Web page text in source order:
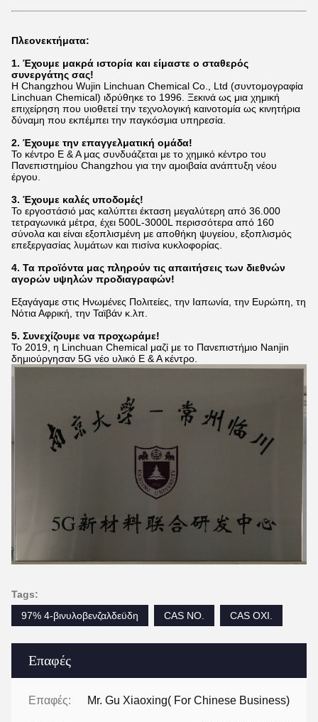
Επαφές
Επαφές: Mr. Gu Xiaoxing( For Chinese Business)
Πλεονεκτήματα:
1. Έχουμε μακρά ιστορία και είμαστε ο σταθερός
συνεργάτης σας!
Η Changzhou Wujin Linchuan Chemical Co., Ltd (συντομογραφία
Linchuan Chemical) ιδρύθηκε το 1996. Ξεκινά ως μια χημική
επιχείρηση που υιοθετεί την τεχνολογική καινοτομία ως κινητήρια
δύναμη που εκπέμπει την παγκόσμια υπηρεσία.
2. Έχουμε την επαγγελματική ομάδα!
Το κέντρο Ε & Α μας συνδυάζεται με το χημικό κέντρο του
Πανεπιστημίου Changzhou για την αμοιβαία ανάπτυξη νέου
έργου.
3. Έχουμε καλές υποδομές!
Το εργοστάσιό μας καλύπτει έκταση μεγαλύτερη από 36.000
τετραγωνικά μέτρα, έχει 500L-3000L περισσότερα από 160
σύνολα και είναι εξοπλισμένη με αποθήκη ψυγείου, εξοπλισμός
επεξεργασίας λυμάτων και πισίνα κυκλοφορίας.
4. Τα προϊόντα μας πληρούν τις απαιτήσεις των διεθνών
αγορών υψηλών προδιαγραφών!
Εξαγάγαμε στις Ηνωμένες Πολιτείες, την Ιαπωνία, την Ευρώπη, τη
Νότια Αφρική, την Ταϊβάν κ.λπ.
5. Συνεχίζουμε να προχωράμε!
Το 2019, η Linchuan Chemical μαζί με το Πανεπιστήμιο Nanjin
δημιούργησαν 5G νέο υλικό Ε & Α κέντρο.
Tags:
97% 4-βινυλοβενζαλδεϋδη
CAS NO. CAS ΟΧΙ.